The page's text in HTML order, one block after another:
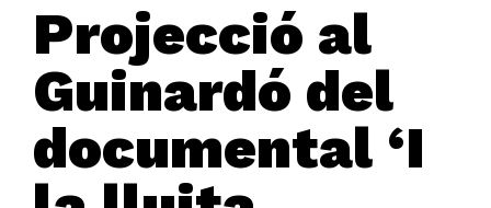
Projecció al
Guinardó del
documental ‘I